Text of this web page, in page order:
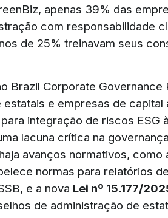
apenas 39% das
com responsabilidade
de 25% treinavam seus
Brazil Corporate
estatais e empresas de
integração de riscos ESG
lacuna crítica na
avanços normativos, como
normas para relatórios
e a nova Lei nº 15.177/
de administração de